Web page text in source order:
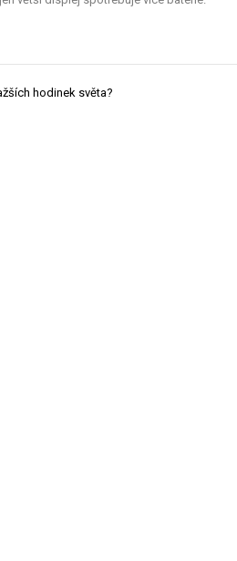
hodinek světa?